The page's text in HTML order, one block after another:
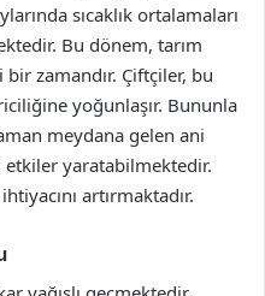
sıcaklık ortalamaları
Bu dönem, tarım
zamandır. Çiftçiler, bu
yoğunlaşır. Bununla
meydana gelen ani
etkiler yaratabilmektedir.
artırmaktadır.